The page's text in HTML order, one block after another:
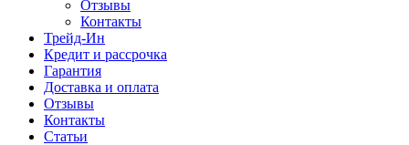
Отзывы
Контакты
Трейд-Ин
Кредит и рассрочка
Гарантия
Доставка и оплата
Отзывы
Контакты
Статьи